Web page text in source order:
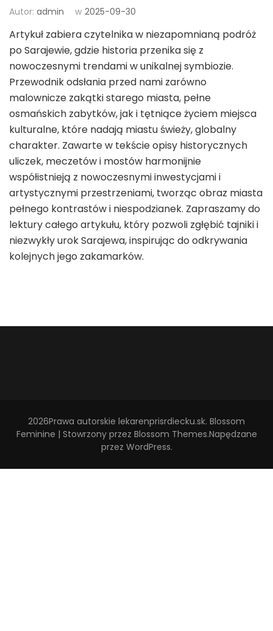
Autor: admin w 2025-09-30
Artykuł zabiera czytelnika w niezapomnianą podróż
po Sarajewie, gdzie historia przenika się z
nowoczesnymi trendami w unikalnej symbiozie.
Przewodnik odsłania przed nami zarówno
malownicze zakątki starego miasta, pełne
osmańskich zabytków, jak i tętniące życiem miejsca
kulturalne, które nadają miastu świeży, globalny
charakter. Zawarte w tekście opisy historycznych
uliczek, meczetów i mostów harmonijnie
współistnieją z nowoczesnymi inwestycjami i
artystycznymi przestrzeniami, tworząc obraz miasta
pełnego kontrastów i niespodzianek. Zapraszamy do
lektury całego artykułu, który pozwoli zgłębić tajniki i
niezwykły urok Sarajewa, inspirując do odkrywania
kolejnych jego zakamarków.
2026Prawa autorskie lekarenprisrdiecku.sk. Blossom
Feminine | Stowrzony przez Blossom Themes.Napędzane
przez WordPress.